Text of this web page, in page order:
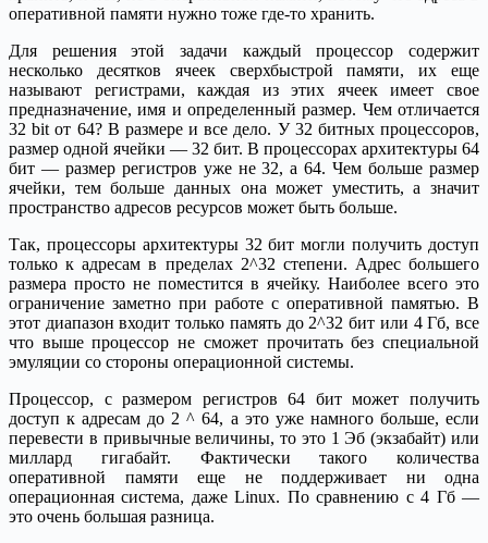
оперативной памяти нужно тоже где-то хранить.
Для решения этой задачи каждый процессор содержит
несколько десятков ячеек сверхбыстрой памяти, их еще
называют регистрами, каждая из этих ячеек имеет свое
предназначение, имя и определенный размер. Чем отличается
32 bit от 64? В размере и все дело. У 32 битных процессоров,
размер одной ячейки — 32 бит. В процессорах архитектуры 64
бит — размер регистров уже не 32, а 64. Чем больше размер
ячейки, тем больше данных она может уместить, а значит
пространство адресов ресурсов может быть больше.
Так, процессоры архитектуры 32 бит могли получить доступ
только к адресам в пределах 2^32 степени. Адрес большего
размера просто не поместится в ячейку. Наиболее всего это
ограничение заметно при работе с оперативной памятью. В
этот диапазон входит только память до 2^32 бит или 4 Гб, все
что выше процессор не сможет прочитать без специальной
эмуляции со стороны операционной системы.
Процессор, с размером регистров 64 бит может получить
доступ к адресам до 2 ^ 64, а это уже намного больше, если
перевести в привычные величины, то это 1 Эб (экзабайт) или
миллард гигабайт. Фактически такого количества
оперативной памяти еще не поддерживает ни одна
операционная система, даже Linux. По сравнению с 4 Гб —
это очень большая разница.